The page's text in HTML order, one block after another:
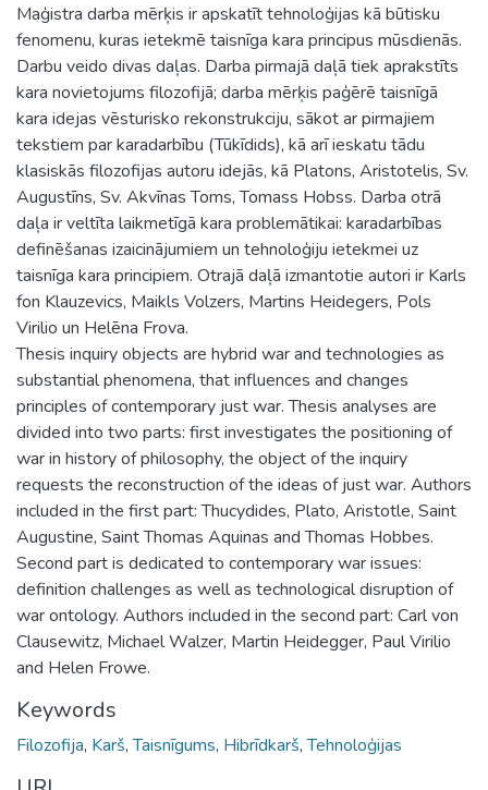
Maģistra darba mērķis ir apskatīt tehnoloģijas kā būtisku
fenomenu, kuras ietekmē taisnīga kara principus mūsdienās.
Darbu veido divas daļas. Darba pirmajā daļā tiek aprakstīts
kara novietojums filozofijā; darba mērķis paģērē taisnīgā
kara idejas vēsturisko rekonstrukciju, sākot ar pirmajiem
tekstiem par karadarbību (Tūkīdids), kā arī ieskatu tādu
klasiskās filozofijas autoru idejās, kā Platons, Aristotelis, Sv.
Augustīns, Sv. Akvīnas Toms, Tomass Hobss. Darba otrā
daļa ir veltīta laikmetīgā kara problemātikai: karadarbības
definēšanas izaicinājumiem un tehnoloģiju ietekmei uz
taisnīga kara principiem. Otrajā daļā izmantotie autori ir Karls
fon Klauzevics, Maikls Volzers, Martins Heidegers, Pols
Virilio un Helēna Frova.
Thesis inquiry objects are hybrid war and technologies as
substantial phenomena, that influences and changes
principles of contemporary just war. Thesis analyses are
divided into two parts: first investigates the positioning of
war in history of philosophy, the object of the inquiry
requests the reconstruction of the ideas of just war. Authors
included in the first part: Thucydides, Plato, Aristotle, Saint
Augustine, Saint Thomas Aquinas and Thomas Hobbes.
Second part is dedicated to contemporary war issues:
definition challenges as well as technological disruption of
war ontology. Authors included in the second part: Carl von
Clausewitz, Michael Walzer, Martin Heidegger, Paul Virilio
and Helen Frowe.
Keywords
Filozofija, Karš,Taisnīgums, Hibrīdkarš,Tehnoloģijas